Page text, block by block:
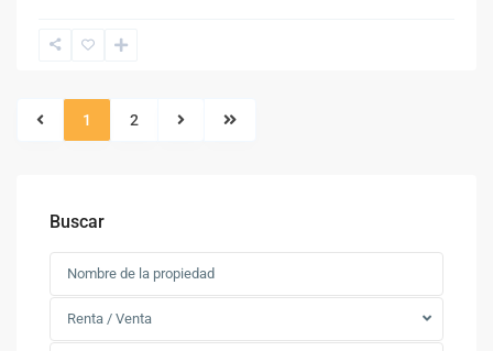
1 2
Buscar
Renta / Venta